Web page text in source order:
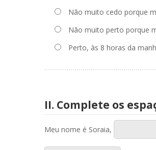
Não muito cedo porque
Não muito perto porque
Perto, às 8 horas da
II. Complete os
Meu nome é Soraia,